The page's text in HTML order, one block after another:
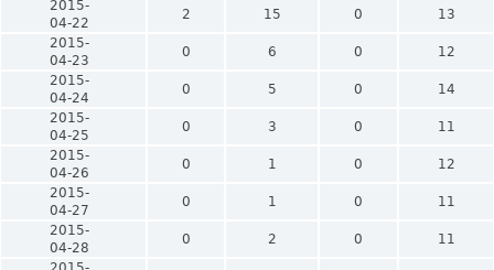
2015-
04-22
2 15 0
13
2015-
04-23
0 6 0
12
2015-
04-24
0 5 0
14
2015-
04-25
0 3 0
11
2015-
04-26
0 1 0
12
2015-
04-27
0 1 0
11
2015-
04-28
0 2 0
11